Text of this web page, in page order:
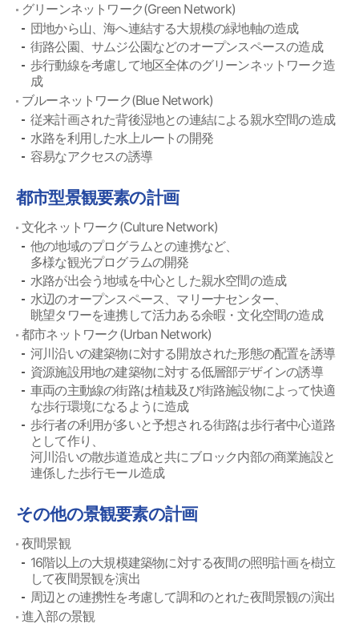
グリーンネットワーク(Green Network)
団地から山、海へ連結する大規模の緑地軸の造成
街路公園、サムジ公園などのオープンスペースの造成
歩行動線を考慮して地区全体のグリーンネットワーク造
成
ブルーネットワーク(Blue Network)
従来計画された背後湿地との連結による親水空間の造成
水路を利用した水上ルートの開発
容易なアクセスの誘導
都市型景観要素の計画
文化ネットワーク(Culture Network)
他の地域のプログラムとの連携など、
多様な観光プログラムの開発
水路が出会う地域を中心とした親水空間の造成
水辺のオープンスペース、マリーナセンター、
眺望タワーを連携して活力ある余暇・文化空間の造成
都市ネットワーク(Urban Network)
河川沿いの建築物に対する開放された形態の配置を誘導
資源施設用地の建築物に対する低層部デザインの誘導
車両の主動線の街路は植栽及び街路施設物によって快適
な歩行環境になるように造成
歩行者の利用が多いと予想される街路は歩行者中心道路
として作り、
河川沿いの散歩道造成と共にブロック内部の商業施設と
連係した歩行モール造成
その他の景観要素の計画
夜間景観
16階以上の大規模建築物に対する夜間の照明計画を樹立
して夜間景観を演出
周辺との連携性を考慮して調和のとれた夜間景観の演出
進入部の景観